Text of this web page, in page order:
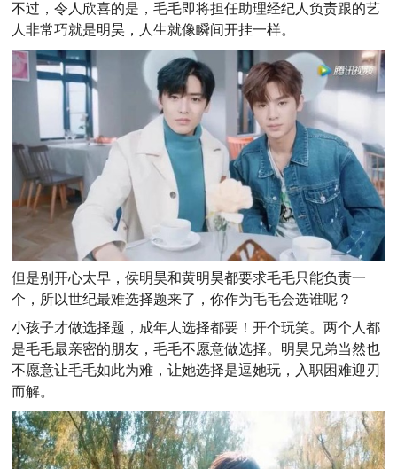
不过，令人欣喜的是，毛毛即将担任助理经纪人负责跟的艺
人非常巧就是明昊，人生就像瞬间开挂一样。
但是别开心太早，侯明昊和黄明昊都要求毛毛只能负责一
个，所以世纪最难选择题来了，你作为毛毛会选谁呢？
小孩子才做选择题，成年人选择都要！开个玩笑。两个人都
是毛毛最亲密的朋友，毛毛不愿意做选择。明昊兄弟当然也
不愿意让毛毛如此为难，让她选择是逗她玩，入职困难迎刃
而解。